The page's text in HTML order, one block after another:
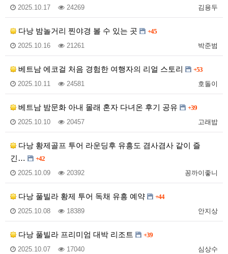
김용두
2025.10.17 24269
다낭 밤놀거리 찐야경 볼 수 있는 곳 +45
박준범
2025.10.16 21261
베트남 에코걸 처음 경험한 여행자의 리얼 스토리 +53
호돌이
2025.10.11 24581
베트남 밤문화 아내 몰래 혼자 다녀온 후기 공유 +39
고래밥
2025.10.10 20457
다낭 황제골프 투어 라운딩후 유흥도 겸사겸사 같이 즐
긴…
+42
꽁까이좋니
2025.10.09 20392
다낭 풀빌라 황제 투어 독채 유흥 예약 +44
안지상
2025.10.08 18389
다낭 풀빌라 프리미엄 대박 리조트 +39
심상수
2025.10.07 17040